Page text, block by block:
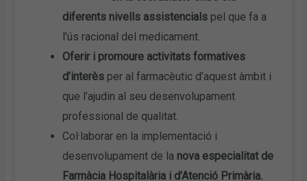
diferents nivells assistencials pel que fa a
l’ús racional del medicament.
Oferir i promoure activitats formatives
d’interès per al farmacèutic d’aquest àmbit i
que l’ajudin al seu desenvolupament
professional de qualitat.
Col·laborar en la implementació i
desenvolupament de la nova especialitat de
Farmàcia Hospitalària i d’Atenció Primària.